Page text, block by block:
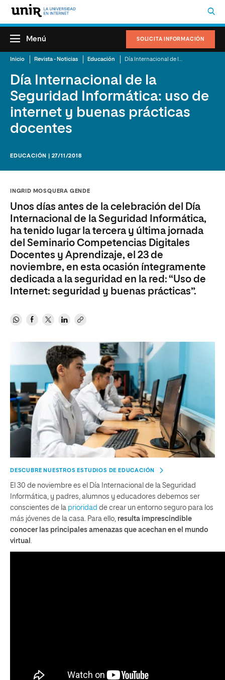
SOLICITA INFORMACIÓN
Menú
Inicio Revista - Noticias Educación
Día Internacional de la
Seguridad Informática: uso de
internet y buenas prácticas
docentes
EDUCACIÓN | 27/11/2018
INGRID MOSQUERA GENDE
Unos días antes de la celebración del Día
Internacional de la Seguridad Informática,
ha tenido lugar la tercera y última jornada
del Seminario Competencias Digitales
Docentes y Aprendizaje, el 23 de
noviembre, en esta ocasión íntegramente
dedicada a la seguridad en la red: “Uso de
Internet: seguridad y buenas prácticas”.
DESCUBRE NUESTROS ESTUDIOS DE EDUCACIÓN
El 30 de noviembre es el Día Internacional de la Seguridad
Informática, y padres, alumnos y educadores debemos ser
conscientes de la prioridad de crear un entorno seguro para los
más jóvenes de la casa. Para ello, resulta imprescindible
conocer las principales amenazas que acechan en el mundo
virtual